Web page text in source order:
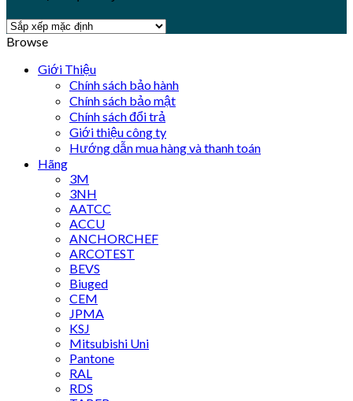
Browse
Giới Thiệu
Chính sách bảo hành
Chính sách bảo mật
Chính sách đổi trả
Giới thiệu công ty
Hướng dẫn mua hàng và thanh toán
Hãng
3M
3NH
AATCC
ACCU
ANCHORCHEF
ARCOTEST
BEVS
Biuged
CEM
JPMA
KSJ
Mitsubishi Uni
Pantone
RAL
RDS